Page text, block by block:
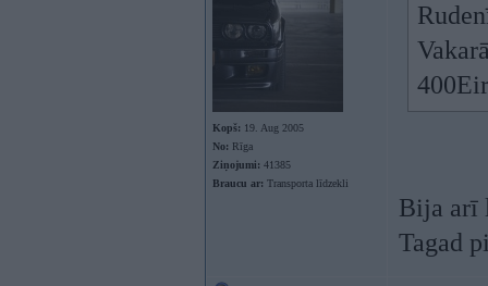
Kopš: 19. Aug 2005
No: Rīga
Ziņojumi: 41385
Braucu ar: Transporta līdzekli
Bija arī
Tagad